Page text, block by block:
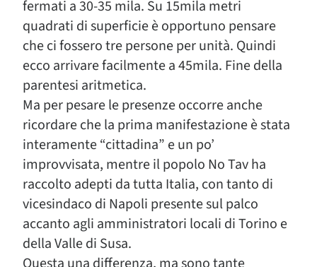
fermati a 30-35 mila. Su 15mila metri
quadrati di superficie è opportuno pensare
che ci fossero tre persone per unità. Quindi
ecco arrivare facilmente a 45mila. Fine della
parentesi aritmetica.
Ma per pesare le presenze occorre anche
ricordare che la prima manifestazione è stata
interamente “cittadina” e un po’
improvvisata, mentre il popolo No Tav ha
raccolto adepti da tutta Italia, con tanto di
vicesindaco di Napoli presente sul palco
accanto agli amministratori locali di Torino e
della Valle di Susa.